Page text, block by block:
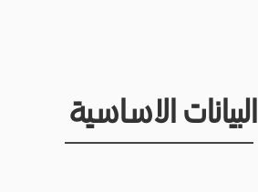
البيانات الاساسية